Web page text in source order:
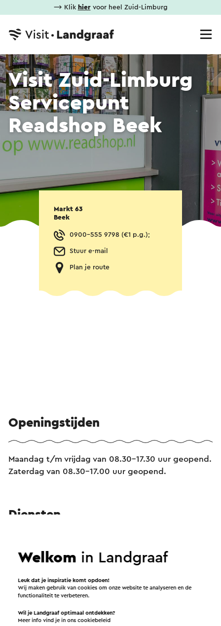
⟶ Klik hiervoor heel Zuid-Limburg
Visit Zuid-Limburg
Servicepunt
Readshop Beek
Markt 63
Beek
0900-555 9798 (€1 p.g.);
Stuur e-mail
Plan je route
Openingstijden
Maandag t/m vrijdag van 08.30-17.30 uur geopend.
Zaterdag van 08.30-17.00 uur geopend.
Diensten
Geschenkbonnen
Toeristische boeken, kaarten en gidsen
Informatieverstrekking
Welkom in Landgraaf
Leuk dat je inspiratie komt opdoen!
Wij maken gebruik van cookies om onze website te analyseren en de
functionaliteit te verbeteren.
Wil je Landgraaf optimaal ontdekken?
Meer info vind je in onscookiebeleid